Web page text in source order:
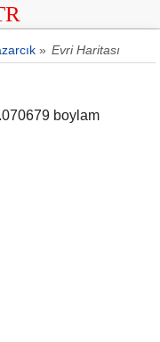
» Evri Haritası
boylam